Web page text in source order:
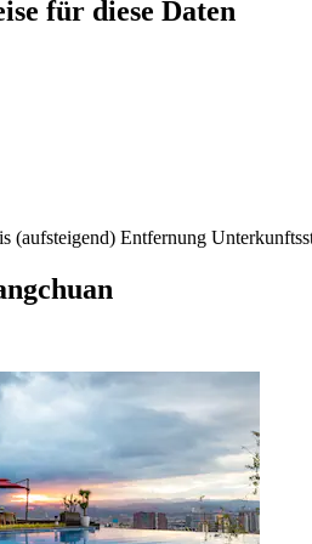
für diese Daten
(aufsteigend) Entfernung